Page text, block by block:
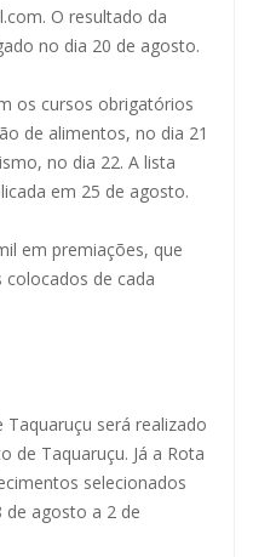
. O resultado da
no dia 20 de agosto.
os cursos obrigatórios
de alimentos, no dia 21
no dia 22. A lista
em 25 de agosto.
em premiações, que
de cada
Taquaruçu será realizado
de Taquaruçu. Já a Rota
selecionados
agosto a 2 de